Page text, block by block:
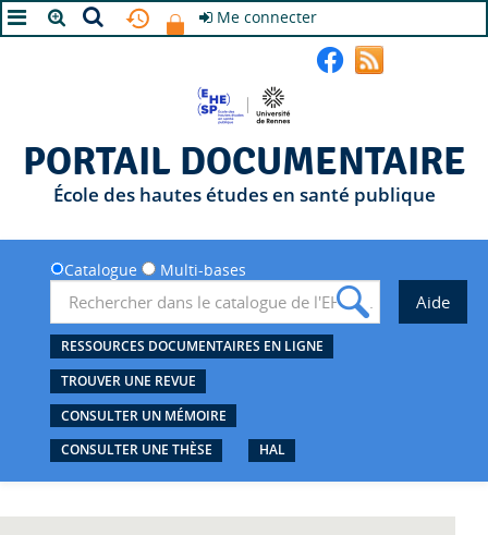
Me connecter
PORTAIL DOCUMENTAIRE
École des hautes études en santé publique
Catalogue Multi-bases
RESSOURCES DOCUMENTAIRES EN LIGNE
TROUVER UNE REVUE
CONSULTER UN MÉMOIRE
CONSULTER UNE THÈSE
HAL